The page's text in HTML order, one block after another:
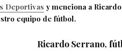
Deportivas y menciona a
equipo de fútbol.
Ricardo Serrano,